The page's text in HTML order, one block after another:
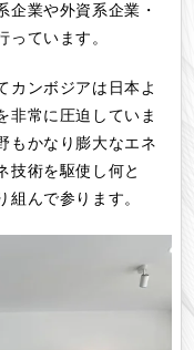
企業や外資系企業・
っています。
カンボジアは日本よ
非常に圧迫していま
もかなり膨大なエネ
技術を駆使し何と
んで参ります。